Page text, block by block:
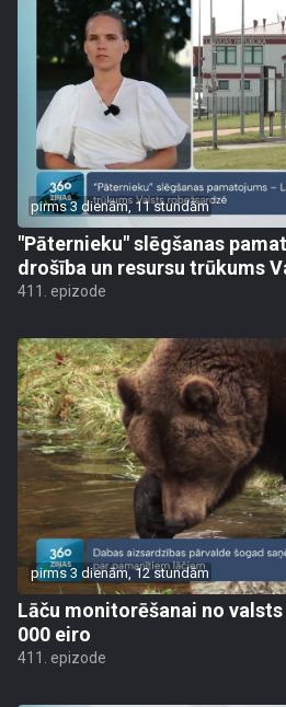
pirms 3 dienām, 11 stundām
"Pāternieku" slēgšanas
drošība un resursu trūkums
411. epizode
pirms 3 dienām, 12 stundām
Lāču monitorēšanai no
000 eiro
411. epizode